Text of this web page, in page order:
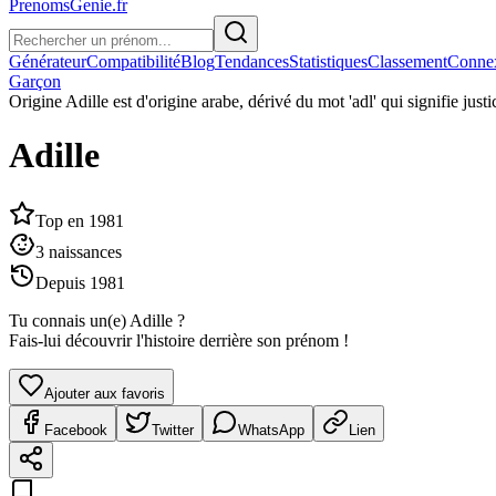
PrenomsGenie.fr
GénérateurCompatibilitéBlogTendancesStatistiquesClassement
Garçon
Origine Adille est d'origine arabe, dérivé du mot 'adl' qui signifie
Adille
Top en 1981
3 naissances
Depuis 1981
Tu connais un(e) Adille ?
Fais-lui découvrir l'histoire derrière son prénom !
Ajouter aux favoris
Facebook Twitter WhatsApp Lien